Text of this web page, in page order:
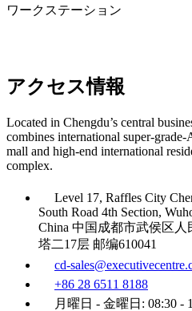
ワークステーション
アクセス情報
Located in Chengdu’s central
combines international super-
mall and high-end international
complex.
Level 17, Raffles City
South Road 4th Section,
China 中国成都市武侯区
塔二17层 邮编610041
cd-
+86 28 6511 8188
月曜日 - 金曜日: 08:30 -